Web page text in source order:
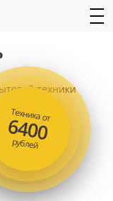
техники
22:00
Техника от
6400
рублей